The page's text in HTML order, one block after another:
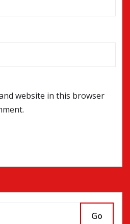
website in this browser
Go